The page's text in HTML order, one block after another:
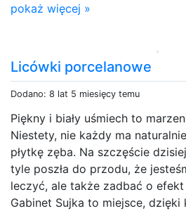
pokaż więcej »
Licówki porcelanowe
Dodano: 8 lat 5 miesięcy temu
Piękny i biały uśmiech to
Niestety, nie każdy ma
płytkę zęba. Na szczęście
tyle poszła do przodu, że
leczyć, ale także zadbać o
Gabinet Sujka to miejsce,